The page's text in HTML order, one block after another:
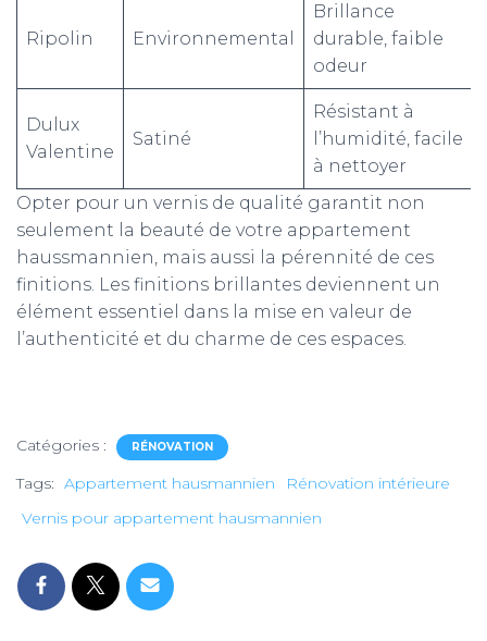
Ripolin Environnemental
Brillance
durable, faible
odeur
Dulux
Valentine
Satiné
Résistant à
l’humidité, facile
à nettoyer
Opter pour un vernis de qualité garantit non
seulement la beauté de votre appartement
haussmannien, mais aussi la pérennité de ces
finitions. Les finitions brillantes deviennent un
élément essentiel dans la mise en valeur de
l’authenticité et du charme de ces espaces.
Catégories : RÉNOVATION
Tags: Appartement hausmannien
Rénovation intérieure
Vernis pour appartement hausmannien